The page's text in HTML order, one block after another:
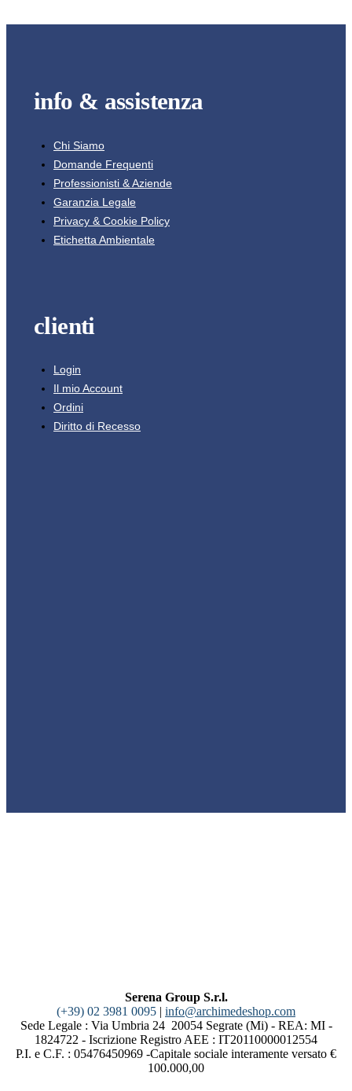
info & assistenza
Chi Siamo
Domande Frequenti
Professionisti & Aziende
Garanzia Legale
Privacy & Cookie Policy
Etichetta Ambientale
clienti
Login
Il mio Account
Ordini
Diritto di Recesso
Serena Group S.r.l.
(+39) 02 3981 0095 | info@archimedeshop.com
Sede Legale : Via Umbria 24 20054 Segrate (Mi) - REA: MI -
1824722 - Iscrizione Registro AEE : IT20110000012554
P.I. e C.F. : 05476450969 -Capitale sociale interamente versato €
100.000,00